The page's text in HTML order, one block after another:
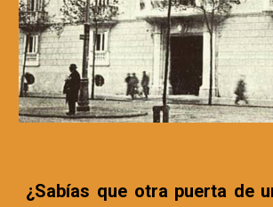
¿Sabías que otra puerta de